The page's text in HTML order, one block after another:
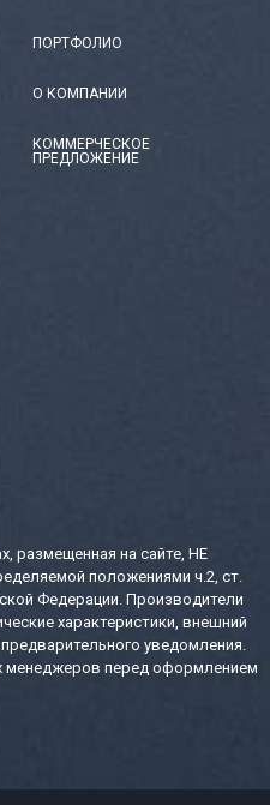
ПОРТФОЛИО
О КОМПАНИИ
КОММЕРЧЕСКОЕ
ПРЕДЛОЖЕНИЕ
размещенная на сайте, НЕ
положениями ч.2, ст.
Федерации. Производители
характеристики, внешний
уведомления.
менеджеров перед оформлением